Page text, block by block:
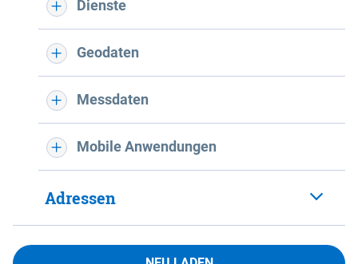
Dienste
Geodaten
Messdaten
Mobile Anwendungen
Adressen